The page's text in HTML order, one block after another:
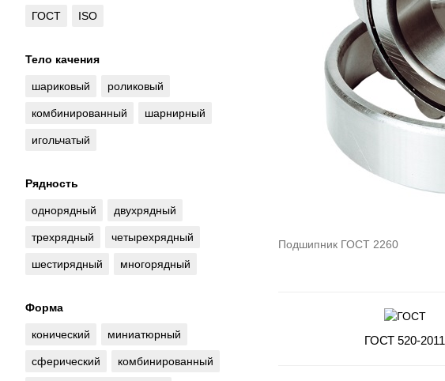
Подшипник ГОСТ 2260
ГОСТ 520-2011
ГОСТ ISO
Тело качения
шариковый роликовый
комбинированный шарнирный
игольчатый
Рядность
однорядный двухрядный
трехрядный четырехрядный
шестирядный многорядный
Форма
конический миниатюрный
сферический комбинированный